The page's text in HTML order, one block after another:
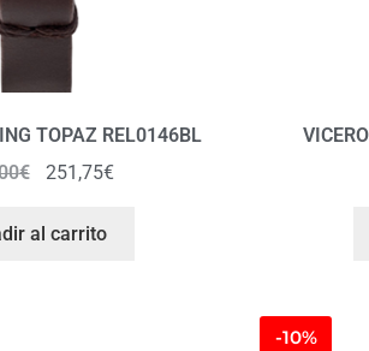
TOPAZ REL0146BL
€ 251,75€
al carrito
-10%